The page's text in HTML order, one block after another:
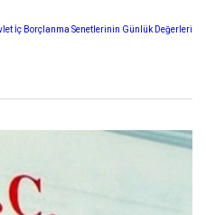
İç Borçlanma Senetlerinin Günlük Değerleri